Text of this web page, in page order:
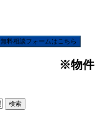
無料相談フォームはこちら
検索 ※物件